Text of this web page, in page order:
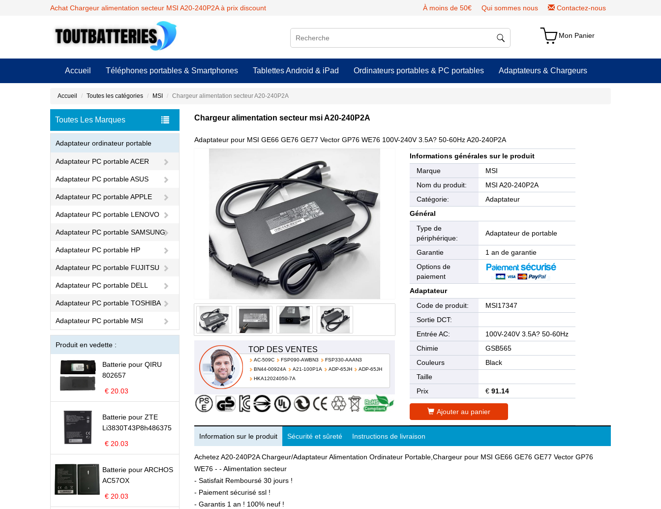
Achat Chargeur alimentation secteur MSI A20-240P2A à prix discount À moins de 50€ Qui sommes nous Contactez-nous
Mon Panier
Accueil Téléphones portables & Smartphones Tablettes Android & iPad Ordinateurs portables & PC portables Adaptateurs & Chargeurs
Accueil Toutes les catégories MSI Chargeur alimentation secteur A20-240P2A
Toutes Les Marques
Adaptateur ordinateur portable
Adaptateur PC portable ACER
Adaptateur PC portable ASUS
Adaptateur PC portable APPLE
Adaptateur PC portable LENOVO
Adaptateur PC portable SAMSUNG
Adaptateur PC portable HP
Adaptateur PC portable FUJITSU
Adaptateur PC portable DELL
Adaptateur PC portable TOSHIBA
Adaptateur PC portable MSI
Produit en vedette :
Batterie pour QIRU
802657
€ 20.03
Batterie pour ZTE
Li3830T43P8h486375
€ 20.03
Batterie pour ARCHOS
AC57OX
€ 20.03
Chargeur alimentation secteur msi A20-240P2A
Adaptateur pour MSI GE66 GE76 GE77 Vector GP76 WE76 100V-240V 3.5A? 50-60Hz A20-240P2A
TOP DES VENTES
AC-509C FSP090-AWBN3
FSP330-AAAN3
BN44-00924A
A21-100P1A ADP-65JH
ADP-65JH
HKA12024050-7A
Informations générales sur le produit
Marque
MSI
Nom du produit:
MSI A20-240P2A
Catégorie:
Adaptateur
Général
Type de
périphérique:
Adaptateur de portable
Garantie
1 an de garantie
Options de
paiement
Adaptateur
Code de produit:
MSI17347
Sortie DCT:
Entrée AC:
100V-240V 3.5A? 50-60Hz
Chimie
GSB565
Couleurs
Black
Taille
Prix
€91.14
Ajouter au panier
Information sur le produit Sécurité et sûreté Instructions de livraison
Achetez A20-240P2A Chargeur/Adaptateur Alimentation Ordinateur Portable,Chargeur pour MSI GE66 GE76 GE77 Vector GP76
WE76 - - Alimentation secteur
- Satisfait Remboursé 30 jours !
- Paiement sécurisé ssl !
- Garantis 1 an ! 100% neuf !